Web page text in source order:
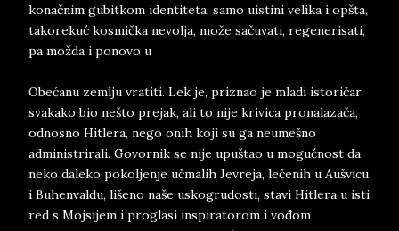
konačnim gubitkom identiteta, samo uistini velika i opšta,
takorekuć kosmička nevolja, može sačuvati, regenerisati,
pa možda i ponovo u
Obećanu zemlju vratiti. Lek je, priznao je mladi istoričar,
svakako bio nešto prejak, ali to nije krivica pronalazača,
odnosno Hitlera, nego onih koji su ga neumešno
administrirali. Govornik se nije upuštao u mogućnost da
neko daleko pokoljenje učmalih Jevreja, lečenih u Aušvicu
i Buhenvaldu, lišeno naše uskogrudosti, stavi Hitlera u isti
red s Mojsijem i proglasi inspiratorom i vođom